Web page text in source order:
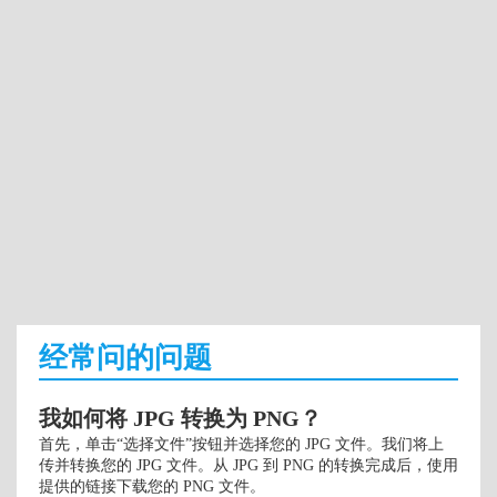
经常问的问题
我如何将 JPG 转换为 PNG？
首先，单击“选择文件”按钮并选择您的 JPG 文件。我们将上
传并转换您的 JPG 文件。从 JPG 到 PNG 的转换完成后，使用
提供的链接下载您的 PNG 文件。